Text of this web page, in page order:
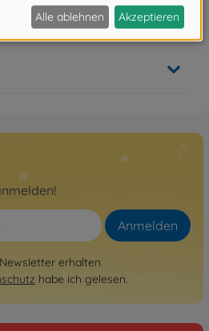
Anmelden
erhalten.
habe ich gelesen.